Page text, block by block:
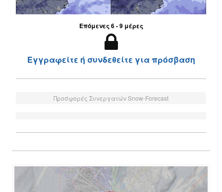
Επόμενες 6 - 9 μέρες
Εγγραφείτε ή συνδεθείτε για πρόσβαση
Προσφορές Συνεργατών Snow-Forecast